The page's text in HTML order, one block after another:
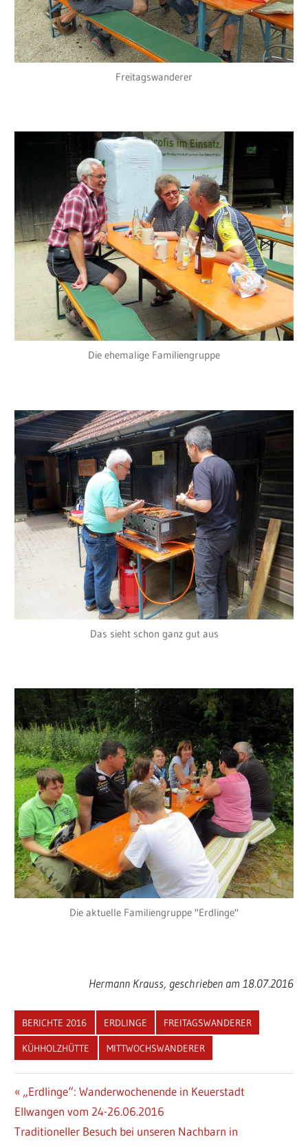
Freitagswanderer
Die ehemalige Familiengruppe
Das sieht schon ganz gut aus
Die aktuelle Familiengruppe "Erdlinge"
Hermann Krauss, geschrieben am 18.07.2016
BERICHTE 2016 ERDLINGE FREITAGSWANDERER
KÜHHOLZHÜTTE MITTWOCHSWANDERER
Beitragsnavigation
Vorheriger
Beitrag:
„Erdlinge“: Wanderwochenende in Keuerstadt
Ellwangen vom 24-26.06.2016
Nächster
Traditioneller Besuch bei unseren Nachbarn in